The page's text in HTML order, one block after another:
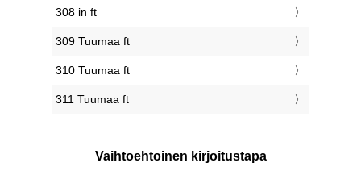
308 in ft
309 Tuumaa ft
310 Tuumaa ft
311 Tuumaa ft
Vaihtoehtoinen kirjoitustapa